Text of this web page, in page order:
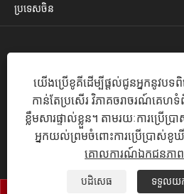
ប្រទេសចិន
រក្សាសិទ្ធិ© 2024 Qingdao Eihe Steel
បែបយ៉ាង។
Links | Sitemap | RSS | XML | គ
យើងប្រើខូគីដើម្បីផ្តល់ជូនអ្នកនូវបទ
កាន់តែប្រសើរ វិភាគចរាចរណ៍គេ
ខ្លឹមសារផ្ទាល់ខ្លួន។ តាមរយៈការប្រើប្
អ្នកយល់ព្រមចំពោះការប្រើប្រាស់
គោលការណ៍ឯកជនភាព
បដិសេធ ទទួលយ